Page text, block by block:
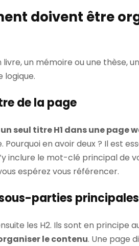
doivent être
livre, un mémoire ou une thèse,
logique.
de la page
un seul titre H1 dans une page
Pourquoi en avoir deux ? Il est
inclure le mot-clé principal de
espérez vous référencer.
sous-parties principales
les H2. Ils sont en principe
le contenu. Une page